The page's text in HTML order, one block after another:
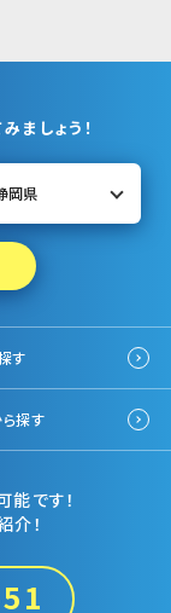
ましょう！
す
探す
です！
介！